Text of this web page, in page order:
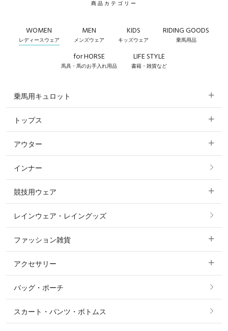
商品カテゴリー
WOMEN
レディースウェア
MEN
メンズウェア
KIDS
キッズウェア
RIDING GOODS
乗馬用品
for HORSE
馬具・馬のお手入れ用品
LIFE STYLE
書籍・雑貨など
乗馬用キュロット
すべてのキュロット
フルグリップ・尻革 キュロット
ニーグリップ・膝革 キュロット
トップス
すべてのトップス
ポロシャツ
カットソー・Tシャツ・タンクトップ
パーカー・トレーナー・スウェット
ニット・セーター
シャツ・ブラウス・ワンピース
アウター
すべてのアウター
コート
ジャケット・ブルゾン
その他 アウター
インナー
競技用ウェア
すべての競技用ウェア
ショージャケット
ショーシャツ
レインウェア・レイングッズ
ファッション雑貨
すべてのファッション雑貨
ソックス
ベルト
アクセサリー
すべてのアクセサリー
リング
バッグ・ポーチ
スカート・パンツ・ボトムス